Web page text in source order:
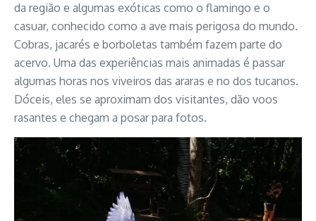
da região e algumas exóticas como o flamingo e o
casuar, conhecido como a ave mais perigosa do mundo.
Cobras, jacarés e borboletas também fazem parte do
acervo. Uma das experiências mais animadas é passar
algumas horas nos viveiros das araras e no dos tucanos.
Dóceis, eles se aproximam dos visitantes, dão voos
rasantes e chegam a posar para fotos.